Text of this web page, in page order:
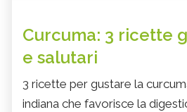
Curcuma: 3 ricette
e salutari
3 ricette per gustare la
indiana che favorisce la